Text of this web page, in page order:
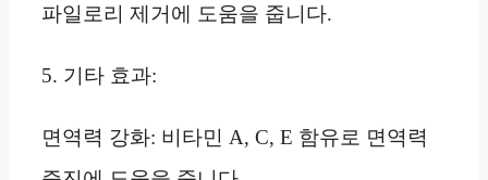
파일로리 제거에 도움을 줍니다.
5. 기타 효과:
면역력 강화: 비타민 A, C, E 함유로 면역력